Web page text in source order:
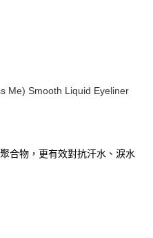
送達
上免運費
機分配至SF順豐速運或京東
Me) Smooth Liquid Eyeliner
合物，更有效對抗汗水、淚水